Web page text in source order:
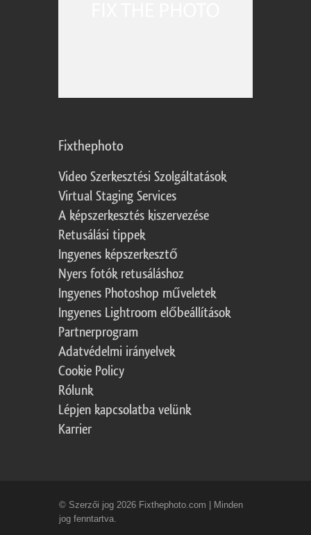
Fixthephoto
Video Szerkesztési Szolgáltatások
Virtual Staging Services
A képszerkesztés kiszervezése
Retusálási tippek
Ingyenes képszerkesztő
Nyers fotók retusáláshoz
Ingyenes Photoshop műveletek
Ingyenes Lightroom előbeállítások
Partnerprogram
Adatvédelmi irányelvek
Cookie Policy
Rólunk
Lépjen kapcsolatba velünk
Karrier
© Szerzői jog 2026 Fixthephoto.com | Minden
jog fenntartva.